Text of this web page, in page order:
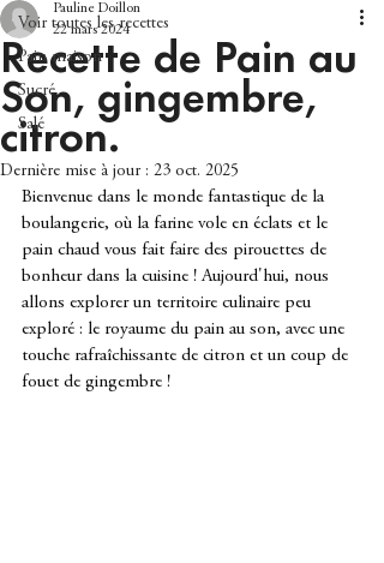
Voir toutes les recettes
Pain maison
Sucré
Salé
Recette de Pain au
Son, gingembre,
citron.
Pauline Doillon
22 mars 2024
Dernière mise à jour : 23 oct. 2025
Bienvenue dans le monde fantastique de la
boulangerie, où la farine vole en éclats et le
pain chaud vous fait faire des pirouettes de
bonheur dans la cuisine ! Aujourd'hui, nous
allons explorer un territoire culinaire peu
exploré : le royaume du pain au son, avec une
touche rafraîchissante de citron et un coup de
fouet de gingembre !